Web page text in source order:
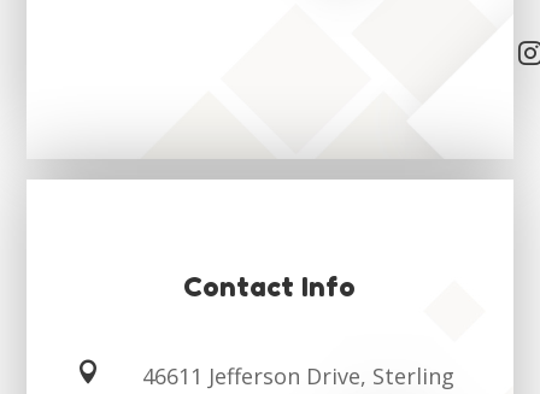
Contact Info

46611 Jefferson Drive, Sterling